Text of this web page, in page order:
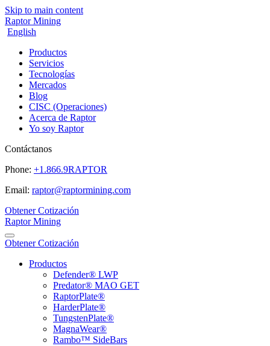
Skip to main content
Raptor Mining
English
Productos
Servicios
Tecnologías
Mercados
Blog
CISC (Operaciones)
Acerca de Raptor
Yo soy Raptor
Contáctanos
Phone: +1.866.9RAPTOR
Email: raptor@raptormining.com
Obtener Cotización
Raptor Mining
Obtener Cotización
Productos
Defender® LWP
Predator® MAO GET
RaptorPlate®
HarderPlate®
TungstenPlate®
MagnaWear®
Rambo™ SideBars